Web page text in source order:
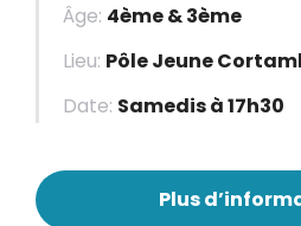
Âge: 4ème & 3ème
Lieu: Pôle Jeune
Date: Samedis à 17h30
Plus